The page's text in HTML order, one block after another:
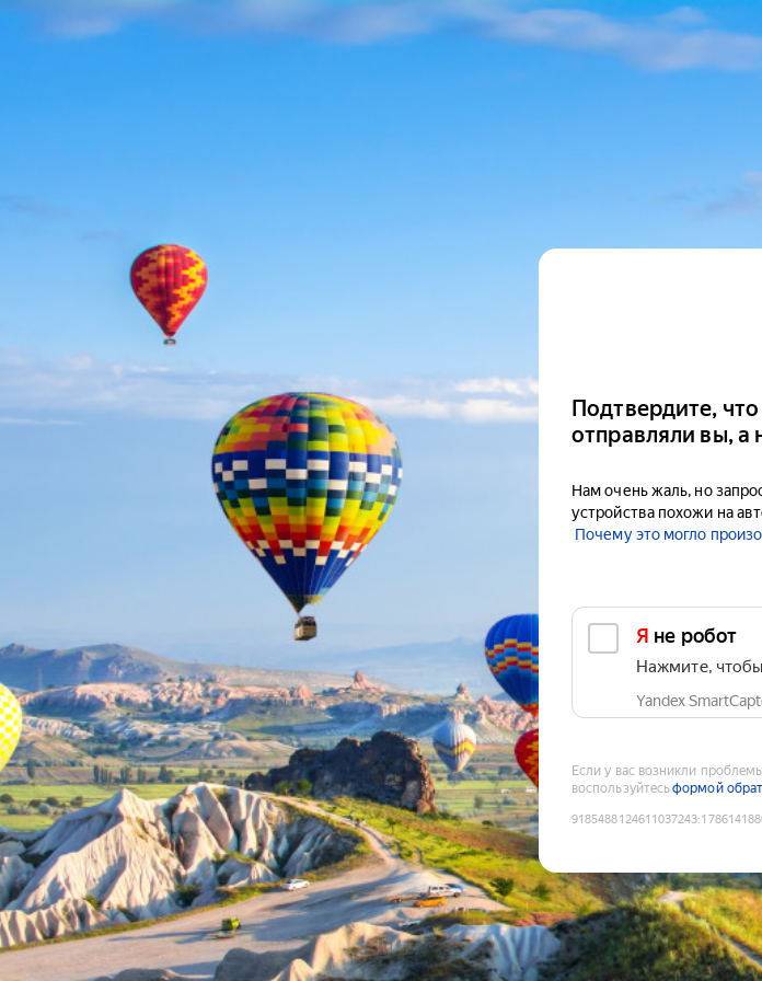
Подтвердите,
отправляли вы, а
Нам очень жаль, но
устройства похожи на
Почему это могло
Я не робот
Нажмите,
Yandex
Если у вас возникли
воспользуйтесьформой
9185488124611037243: